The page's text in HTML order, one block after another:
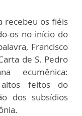
recebeu os fiéis
os no início do
Francisco
de S. Pedro
ecumênica:
feitos do
dos subsídios